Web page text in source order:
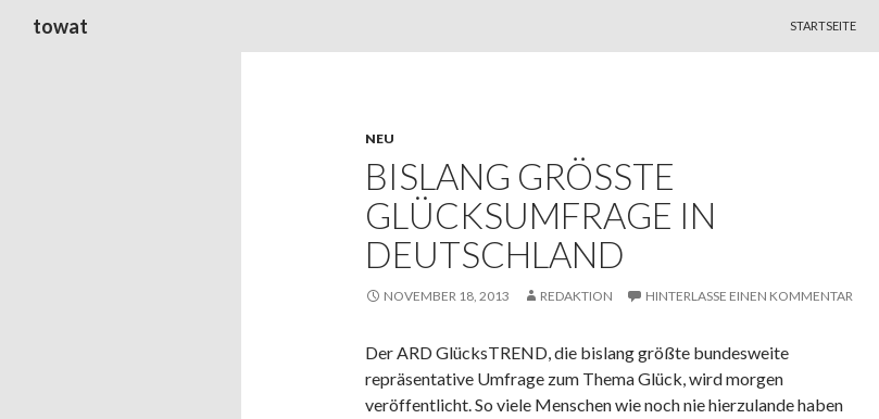
towat
STARTSEITE
NEU
BISLANG GRÖSSTE G
LÜCKSUMFRAGE IN D
EUTSCHLAND
NOVEMBER 18, 2013 REDAKTION HINTERLASSE EINEN KOMMENTAR
Der ARD GlücksTREND, die bislang größte bundesweite
repräsentative Umfrage zum Thema Glück, wird morgen
veröffentlicht. So viele Menschen wie noch nie hierzulande haben